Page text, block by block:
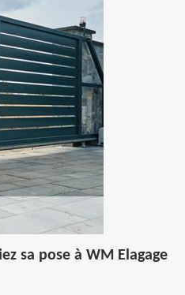
sa pose à WM Elagage